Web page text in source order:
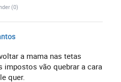
(0)
a mama nas tetas
impostos vão quebrar a cara
quer.